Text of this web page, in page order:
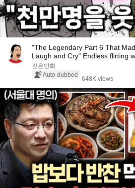
"The Legendary Part 6 That
Laugh and Cry" Endless flirting
깊은만화
Auto-dubbed
648K views